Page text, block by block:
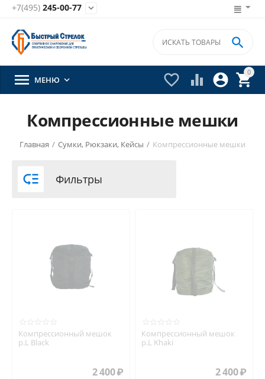
+7(495) 245-00-77 
0


 

 МЕНЮ 
Компрессионные мешки
Главная / Сумки, Рюкзаки, Кейсы / Компрессионные мешки
 Фильтры
Компрессионный мешок
р.L Black
2 400₽
Компрессионный мешок
р.L Khaki
2 400₽